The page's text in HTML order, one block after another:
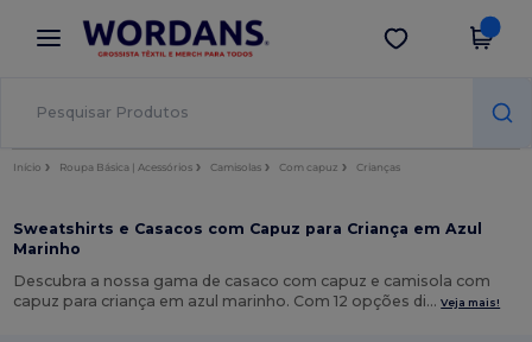
× App Wordans
Melhores preços na app!
Obter app
Início Roupa Básica | Acessórios Camisolas Com capuz Crianças
Sweatshirts e Casacos com Capuz para Criança em Azul
Marinho
Descubra a nossa gama de casaco com capuz e camisola com
capuz para criança em azul marinho. Com 12 opções di…Veja mais!